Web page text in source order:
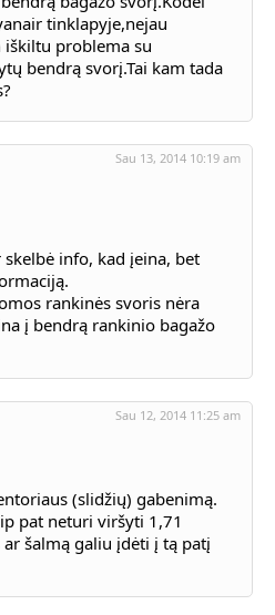
tinklapyje,nejau
iškiltu problema su
bendrą svorį.Tai kam tada
Sau 13, 2014 10:19 am
skelbė info, kad įeina, bet
rankinės svoris nėra
į bendrą rankinio bagažo
Sau 12, 2014 11:25 am
(slidžių) gabenimą.
pat neturi viršyti 1,71
šalmą galiu įdėti į tą patį